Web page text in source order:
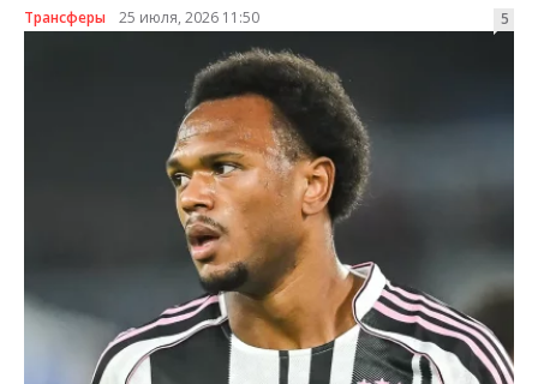
Трансферы 25 июля, 2026 11:50 5